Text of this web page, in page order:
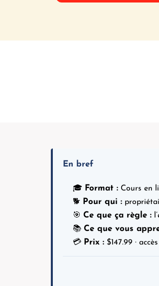
En bref
🎓 Format : Cours en
🐕 Pour qui :
🎯 Ce que ça règle :
📚 Ce que vous
💳 Prix : $147.99 ·